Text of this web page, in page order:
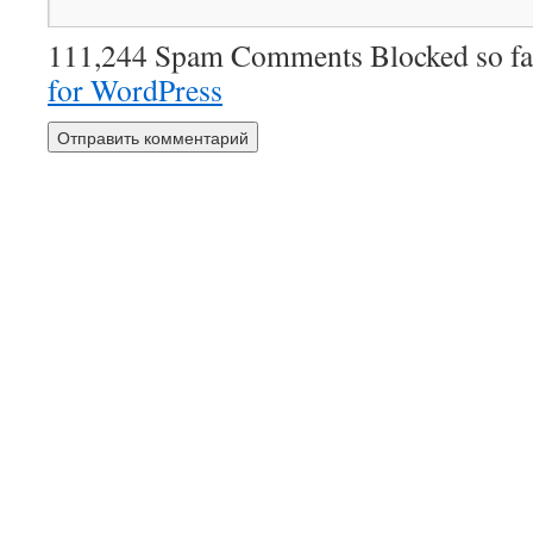
111,244 Spam Comments Blocked so
for WordPress